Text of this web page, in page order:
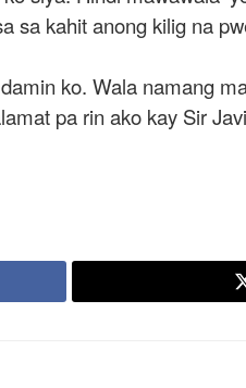
sa kahit anong kilig na
ko. Wala namang
pa rin ako kay Sir